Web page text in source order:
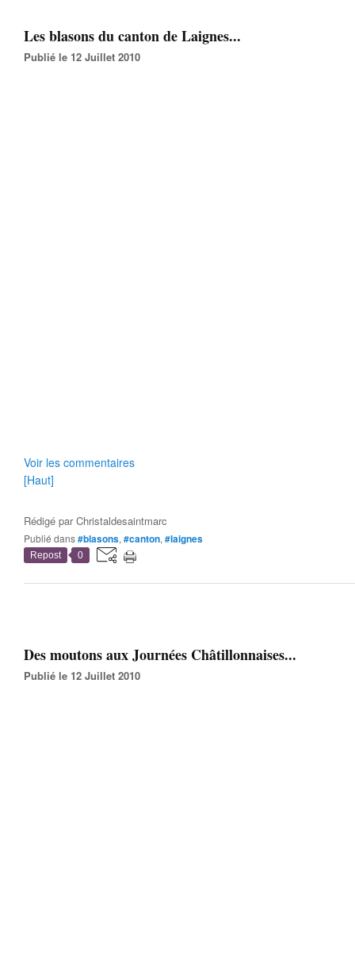
Les blasons du canton de Laignes...
Publié le 12 Juillet 2010
Voir les commentaires
[Haut]
Rédigé parChristaldesaintmarc
Publié dans#blasons, #canton, #laignes
Repost 0
Des moutons aux Journées Châtillonnaises...
Publié le 12 Juillet 2010